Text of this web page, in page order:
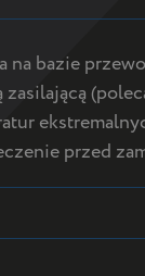
na bazie
przed